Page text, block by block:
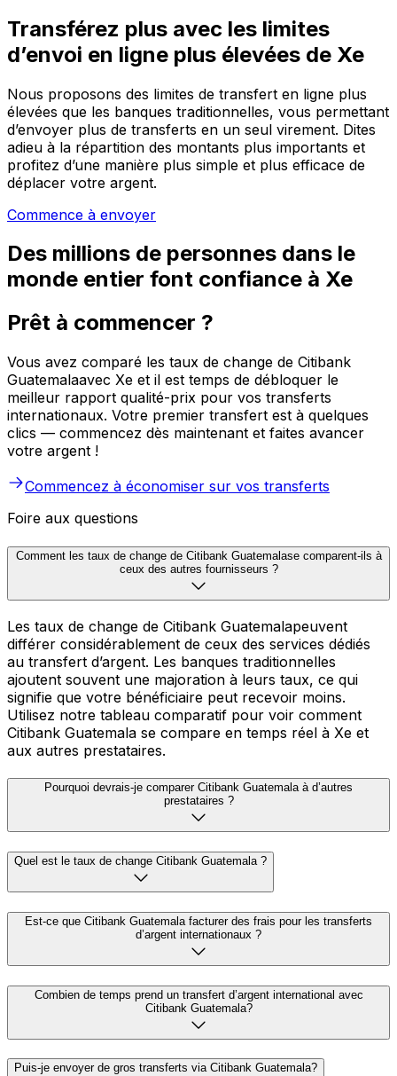
Transférez plus avec les limites
d’envoi en ligne plus élevées de Xe
Nous proposons des limites de transfert en ligne plus
élevées que les banques traditionnelles, vous permettant
d’envoyer plus de transferts en un seul virement. Dites
adieu à la répartition des montants plus importants et
profitez d’une manière plus simple et plus efficace de
déplacer votre argent.
Commence à envoyer
Des millions de personnes dans le
monde entier font confiance à Xe
Prêt à commencer ?
Vous avez comparé les taux de change de Citibank
Guatemalaavec Xe et il est temps de débloquer le
meilleur rapport qualité-prix pour vos transferts
internationaux. Votre premier transfert est à quelques
clics — commencez dès maintenant et faites avancer
votre argent !
Commencez à économiser sur vos transferts
Foire aux questions
Comment les taux de change de Citibank Guatemalase comparent-ils à
ceux des autres fournisseurs ?
Les taux de change de Citibank Guatemalapeuvent
différer considérablement de ceux des services dédiés
au transfert d’argent. Les banques traditionnelles
ajoutent souvent une majoration à leurs taux, ce qui
signifie que votre bénéficiaire peut recevoir moins.
Utilisez notre tableau comparatif pour voir comment
Citibank Guatemala se compare en temps réel à Xe et
aux autres prestataires.
Pourquoi devrais-je comparer Citibank Guatemala à d’autres
prestataires ?
Quel est le taux de change Citibank Guatemala ?
Est-ce que Citibank Guatemala facturer des frais pour les transferts
d’argent internationaux ?
Combien de temps prend un transfert d’argent international avec
Citibank Guatemala?
Puis-je envoyer de gros transferts via Citibank Guatemala?